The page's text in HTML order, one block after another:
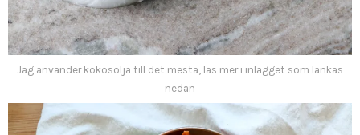
Jag använder kokosolja till det mesta, läs mer i inlägget som länkas
nedan